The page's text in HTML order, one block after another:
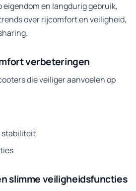
en langdurig gebruik,
over rijcomfort en veiligheid,
verbeteringen
die veiliger aanvoelen op
stabiliteit
slimme veiligheidsfuncties